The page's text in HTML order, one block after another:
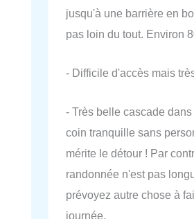
jusqu'à une barrière en
pas loin du tout. Environ
- Difficile d'accès mais
- Très belle cascade
coin tranquille sans
mérite le détour ! Par
randonnée n'est pas
prévoyez autre chose à
journée.